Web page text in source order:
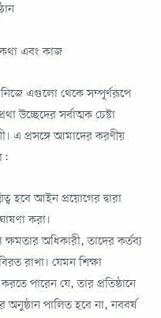
এবং কাজ
নিজে এগুলো থেকে সম্পূর্ণরূপে
সর্বাত্মক চেষ্টা
এ প্রসঙ্গে আমাদের করণীয়
হবে আইন প্রয়োগের দ্বারা
করা।
ক্ষমতার অধিকারী, তাদের কর্তব্য
রাখা। যেমন শিক্ষা
পারেন যে, তার প্রতিষ্ঠানে
পালিত হবে না, নববর্ষ